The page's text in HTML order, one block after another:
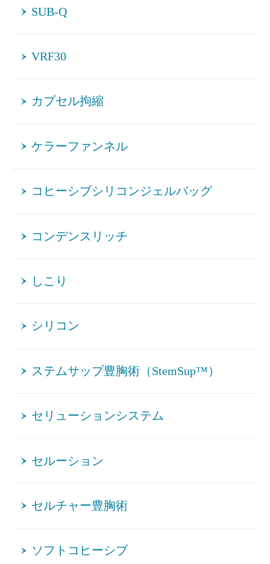
SUB-Q
VRF30
カプセル拘縮
ケラーファンネル
コヒーシブシリコンジェルバッグ
コンデンスリッチ
しこり
シリコン
ステムサップ豊胸術（StemSup™）
セリューションシステム
セルーション
セルチャー豊胸術
ソフトコヒーシブ